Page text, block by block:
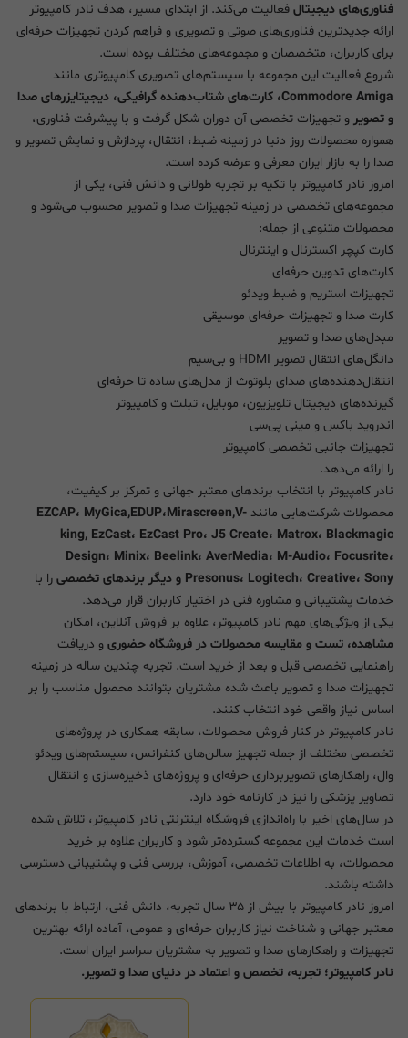
فناوری‌های دیجیتال فعالیت می‌کند. از ابتدای مسیر، هدف نادر کامپیوتر
ارائه جدیدترین فناوری‌های صوتی و تصویری و فراهم کردن تجهیزات حرفه‌ای
برای کاربران، متخصصان و مجموعه‌های مختلف بوده است.
شروع فعالیت این مجموعه با سیستم‌های تصویری کامپیوتری مانند
Commodore Amiga، کارت‌های شتاب‌دهنده گرافیکی، دیجیتایزرهای صدا
و تصویر و تجهیزات تخصصی آن دوران شکل گرفت و با پیشرفت فناوری،
همواره محصولات روز دنیا در زمینه ضبط، انتقال، پردازش و نمایش تصویر و
صدا را به بازار ایران معرفی و عرضه کرده است.
امروز نادر کامپیوتر با تکیه بر تجربه طولانی و دانش فنی، یکی از
مجموعه‌های تخصصی در زمینه تجهیزات صدا و تصویر محسوب می‌شود و
محصولات متنوعی از جمله:
کارت کپچر اکسترنال و اینترنال
کارت‌های تدوین حرفه‌ای
تجهیزات استریم و ضبط ویدئو
کارت صدا و تجهیزات حرفه‌ای موسیقی
مبدل‌های صدا و تصویر
دانگل‌های انتقال تصویر HDMI و بی‌سیم
انتقال‌دهنده‌های صدای بلوتوث از مدل‌های ساده تا حرفه‌ای
گیرنده‌های دیجیتال تلویزیون، موبایل، تبلت و کامپیوتر
اندروید باکس و مینی پی‌سی
تجهیزات جانبی تخصصی کامپیوتر
را ارائه می‌دهد.
نادر کامپیوتر با انتخاب برندهای معتبر جهانی و تمرکز بر کیفیت،
محصولات شرکت‌هایی مانند EZCAP، MyGica,EDUP،Mirascreen,V-
king, EzCast، EzCast Pro، J5 Create، Matrox، Blackmagic
Design، Minix، Beelink، AverMedia، M-Audio، Focusrite،
Presonus، Logitech، Creative، Sony و دیگر برندهای تخصصی
را با
خدمات پشتیبانی و مشاوره فنی در اختیار کاربران قرار می‌دهد.
یکی از ویژگی‌های مهم نادر کامپیوتر، علاوه بر فروش آنلاین، امکان
مشاهده، تست و مقایسه محصولات در فروشگاه حضوری و دریافت
راهنمایی تخصصی قبل و بعد از خرید است. تجربه چندین ساله در زمینه
تجهیزات صدا و تصویر باعث شده مشتریان بتوانند محصول مناسب را بر
اساس نیاز واقعی خود انتخاب کنند.
نادر کامپیوتر در کنار فروش محصولات، سابقه همکاری در پروژه‌های
تخصصی مختلف از جمله تجهیز سالن‌های کنفرانس، سیستم‌های ویدئو
وال، راهکارهای تصویربرداری حرفه‌ای و پروژه‌های ذخیره‌سازی و انتقال
تصاویر پزشکی را نیز در کارنامه خود دارد.
در سال‌های اخیر با راه‌اندازی فروشگاه اینترنتی نادر کامپیوتر، تلاش شده
است خدمات این مجموعه گسترده‌تر شود و کاربران علاوه بر خرید
محصولات، به اطلاعات تخصصی، آموزش، بررسی فنی و پشتیبانی دسترسی
داشته باشند.
امروز نادر کامپیوتر با بیش از ۳۵ سال تجربه، دانش فنی، ارتباط با برندهای
معتبر جهانی و شناخت نیاز کاربران حرفه‌ای و عمومی، آماده ارائه بهترین
تجهیزات و راهکارهای صدا و تصویر به مشتریان سراسر ایران است.
نادر کامپیوتر؛ تجربه، تخصص و اعتماد در دنیای صدا و تصویر.